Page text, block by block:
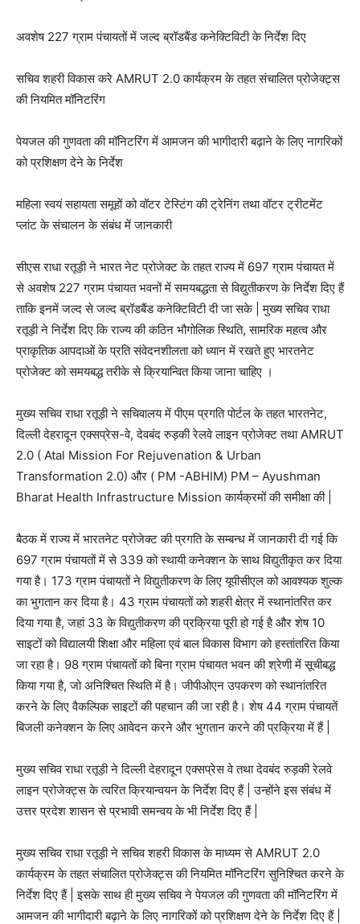
अवशेष 227 ग्राम पंचायतों में जल्द ब्रॉडबैंड कनेक्टिविटी के निर्देश दिए
सचिव शहरी विकास करे AMRUT 2.0 कार्यक्रम के तहत संचालित प्रोजेक्ट्स
की नियमित मॉनिटरिंग
पेयजल की गुणवता की मॉनिटरिंग में आमजन की भागीदारी बढ़ाने के लिए नागरिकों
को प्रशिक्षण देने के निर्देश
महिला स्वयं सहायता समूहों को वॉटर टेस्टिंग की ट्रेनिंग तथा वॉटर ट्रीटमेंट
प्लांट के संचालन के संबंध में जानकारी
सीएस राधा रतूड़ी ने भारत नेट प्रोजेक्ट के तहत राज्य में 697 ग्राम पंचायत में
से अवशेष 227 ग्राम पंचायत भवनों में समयबद्धता से विद्युतीकरण के निर्देश दिए हैं
ताकि इनमें जल्द से जल्द ब्रॉडबैंड कनेक्टिविटी दी जा सके | मुख्य सचिव राधा
रतूड़ी ने निर्देश दिए कि राज्य की कठिन भौगोलिक स्थिति, सामरिक महत्व और
प्राकृतिक आपदाओं के प्रति संवेदनशीलता को ध्यान में रखते हुए भारतनेट
प्रोजेक्ट को समयबद्ध तरीके से क्रियान्वित किया जाना चाहिए ।
मुख्य सचिव राधा रतूड़ी ने सचिवालय में पीएम प्रगति पोर्टल के तहत भारतनेट,
दिल्ली देहरादून एक्सप्रेस-वे, देवबंद रुड़की रेलवे लाइन प्रोजेक्ट तथा AMRUT
2.0 ( Atal Mission For Rejuvenation & Urban
Transformation 2.0) और ( PM -ABHIM) PM – Ayushman
Bharat Health Infrastructure Mission कार्यक्रमों की समीक्षा की |
बैठक में राज्य में भारतनेट प्रोजेक्ट की प्रगति के सम्बन्ध में जानकारी दी गई कि
697 ग्राम पंचायतों में से 339 को स्थायी कनेक्शन के साथ विद्युतीकृत कर दिया
गया है। 173 ग्राम पंचायतों ने विद्युतीकरण के लिए यूपीसीएल को आवश्यक शुल्क
का भुगतान कर दिया है। 43 ग्राम पंचायतों को शहरी क्षेत्र में स्थानांतरित कर
दिया गया है, जहां 33 के विद्युतीकरण की प्रक्रिया पूरी हो गई है और शेष 10
साइटों को विद्यालयी शिक्षा और महिला एवं बाल विकास विभाग को हस्तांतरित किया
जा रहा है। 98 ग्राम पंचायतों को बिना ग्राम पंचायत भवन की श्रेणी में सूचीबद्ध
किया गया है, जो अनिश्चित स्थिति में है। जीपीओएन उपकरण को स्थानांतरित
करने के लिए वैकल्पिक साइटों की पहचान की जा रही है। शेष 44 ग्राम पंचायतें
बिजली कनेक्शन के लिए आवेदन करने और भुगतान करने की प्रक्रिया में हैं |
मुख्य सचिव राधा रतूड़ी ने दिल्ली देहरादून एक्सप्रेस वे तथा देवबंद रुड़की रेलवे
लाइन प्रोजेक्ट्स के त्वरित क्रियान्वयन के निर्देश दिए हैं | उन्होंने इस संबंध में
उत्तर प्रदेश शासन से प्रभावी समन्वय के भी निर्देश दिए हैं |
मुख्य सचिव राधा रतूड़ी ने सचिव शहरी विकास के माध्यम से AMRUT 2.0
कार्यक्रम के तहत संचालित प्रोजेक्ट्स की नियमित मॉनिटरिंग सुनिश्चित करने के
निर्देश दिए हैं | इसके साथ ही मुख्य सचिव ने पेयजल की गुणवता की मॉनिटरिंग में
आमजन की भागीदारी बढ़ाने के लिए नागरिकों को प्रशिक्षण देने के निर्देश दिए हैं |